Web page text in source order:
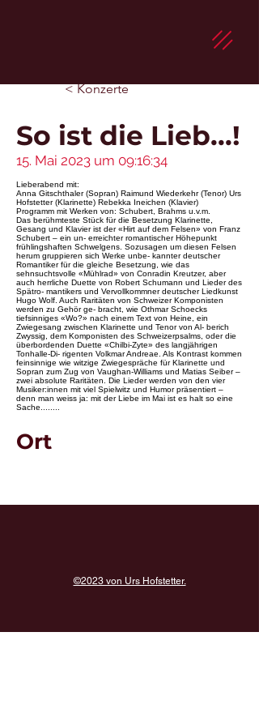
< Konzerte
So ist die Lieb...!
15. Mai 2023 um 09:16:34
Lieberabend mit:
Anna Gitschthaler (Sopran) Raimund Wiederkehr (Tenor) Urs
Hofstetter (Klarinette) Rebekka Ineichen (Klavier)
Programm mit Werken von: Schubert, Brahms u.v.m.
Das berühmteste Stück für die Besetzung Klarinette,
Gesang und Klavier ist der «Hirt auf dem Felsen» von Franz
Schubert – ein un- erreichter romantischer Höhepunkt
frühlingshaften Schwelgens. Sozusagen um diesen Felsen
herum gruppieren sich Werke unbe- kannter deutscher
Romantiker für die gleiche Besetzung, wie das
sehnsuchtsvolle «Mühlrad» von Conradin Kreutzer, aber
auch herrliche Duette von Robert Schumann und Lieder des
Spätro- mantikers und Vervollkommner deutscher Liedkunst
Hugo Wolf. Auch Raritäten von Schweizer Komponisten
werden zu Gehör ge- bracht, wie Othmar Schoecks
tiefsinniges «Wo?» nach einem Text von Heine, ein
Zwiegesang zwischen Klarinette und Tenor von Al- berich
Zwyssig, dem Komponisten des Schweizerpsalms, oder die
überbordenden Duette «Chilbi-Zyte» des langjährigen
Tonhalle-Di- rigenten Volkmar Andreae. Als Kontrast kommen
feinsinnige wie witzige Zwiegespräche für Klarinette und
Sopran zum Zug von Vaughan-Williams und Matias Seiber –
zwei absolute Raritäten. Die Lieder werden von den vier
Musiker:innen mit viel Spielwitz und Humor präsentiert –
denn man weiss ja: mit der Liebe im Mai ist es halt so eine
Sache........
Ort
©2023 von Urs Hofstetter.